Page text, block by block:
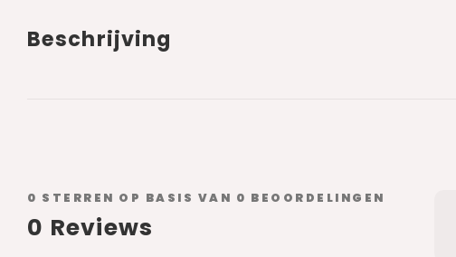
Beschrijving
0 STERREN OP BASIS VAN 0 BEOORDELINGEN
0 Reviews